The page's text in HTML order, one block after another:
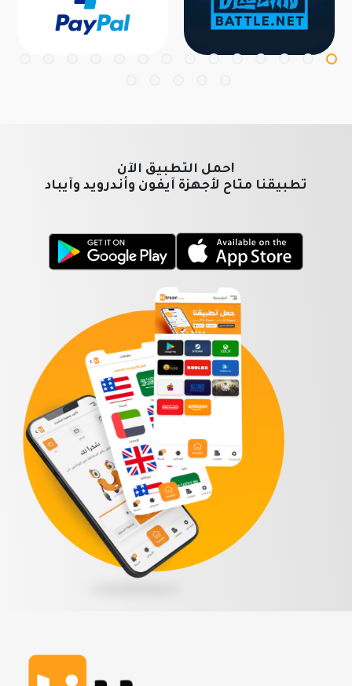
!حمل التطبيق الآن
تطبيقنا متاح لأجهزة آيفون وأندرويد وآيباد